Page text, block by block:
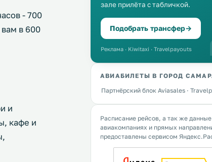
- 700
в 600
и
кафе и
зале прилёта с табличкой.
Подобрать трансфер→
Реклама · Kiwitaxi · Travelpayouts
АВИАБИЛЕТЫ В ГОРОД
Партнёрский блок Aviasales ·
Расписание рейсов, а так же
авиакомпаниях и прямых
предоставлены сервисом